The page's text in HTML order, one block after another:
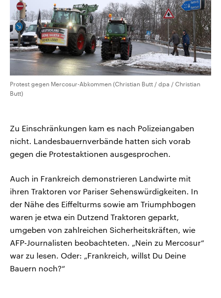
Protest gegen Mercosur-Abkommen (Christian Butt / dpa / Christian
Butt)
Zu Einschränkungen kam es nach Polizeiangaben
nicht. Landesbauernverbände hatten sich vorab
gegen die Protestaktionen ausgesprochen.
Auch in Frankreich demonstrieren Landwirte mit
ihren Traktoren vor Pariser Sehenswürdigkeiten. In
der Nähe des Eiffelturms sowie am Triumphbogen
waren je etwa ein Dutzend Traktoren geparkt,
umgeben von zahlreichen Sicherheitskräften, wie
AFP-Journalisten beobachteten. „Nein zu Mercosur“
war zu lesen. Oder: „Frankreich, willst Du Deine
Bauern noch?“